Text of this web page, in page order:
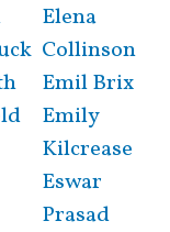
Elena
Collinson
Emil Brix
Emily
Kilcrease
Eswar
Prasad